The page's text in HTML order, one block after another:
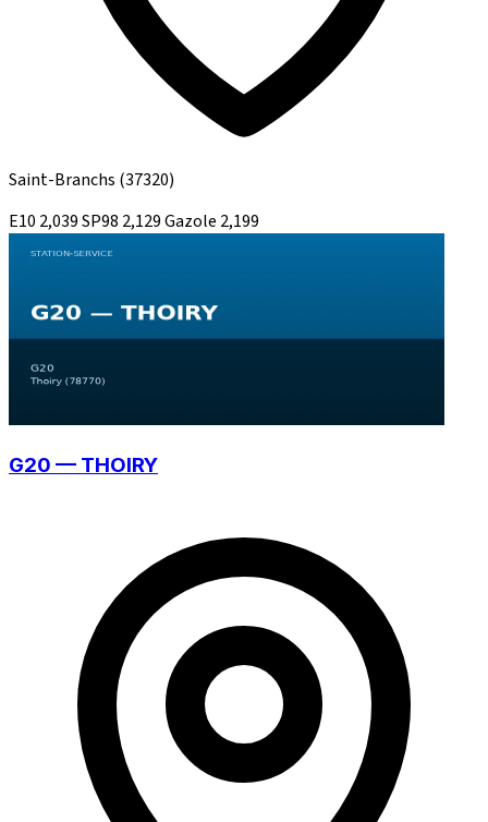
Saint-Branchs (37320)
E10 2,039SP98 2,129Gazole 2,199
G20 — THOIRY